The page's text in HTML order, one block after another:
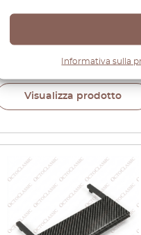
Informativa sulla
Visualizza prodotto